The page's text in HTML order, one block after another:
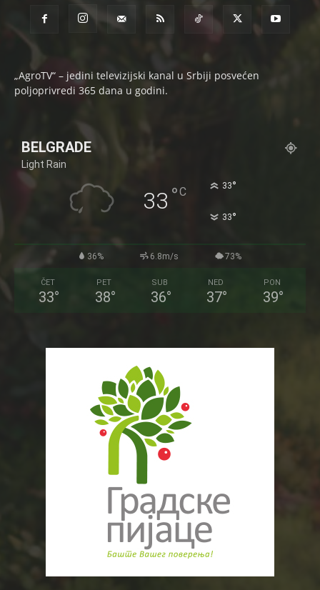
„AgroTV“ – jedini televizijski kanal u Srbiji posvećen
poljoprivredi 365 dana u godini.
BELGRADE
Light Rain
33 °C 33°
33°
36% 6.8m/s 73%
ČET
33°
PET
38°
SUB
36°
NED
37°
PON
39°